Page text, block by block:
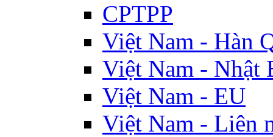
CPTPP
Việt Nam - Hàn
Việt Nam - Nhật
Việt Nam - EU
Việt Nam - Liên